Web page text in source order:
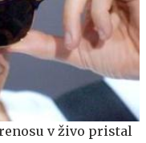
v živo pristal